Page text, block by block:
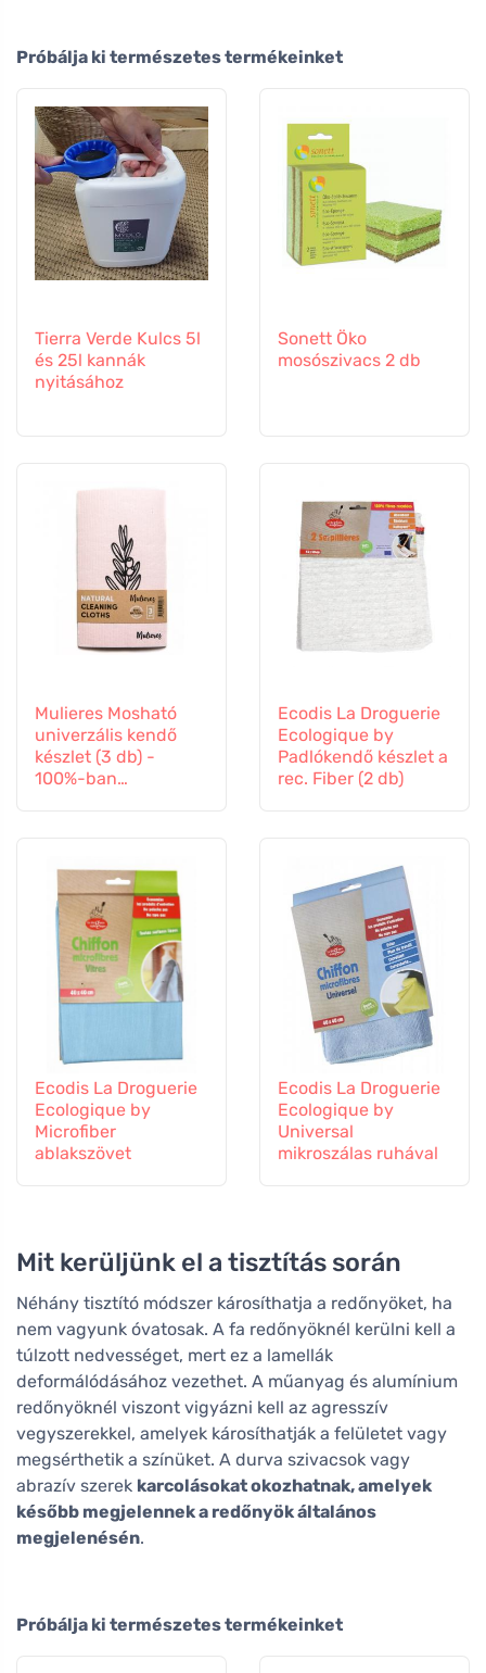
Próbálja ki természetes termékeinket
Tierra Verde Kulcs 5l
és 25l kannák
nyitásához
Sonett Öko
mosószivacs 2 db
Mulieres Mosható
univerzális kendő
készlet (3 db) -
100%-ban
Ecodis La Droguerie
Ecologique by
Padlókendő készlet a
rec. Fiber (2 db)
Ecodis La Droguerie
Ecologique by
Microfiber
ablakszövet
Ecodis La Droguerie
Ecologique by
Universal
mikroszálas ruhával
Mit kerüljünk el a tisztítás során
Néhány tisztító módszer károsíthatja a redőnyöket, ha
nem vagyunk óvatosak. A fa redőnyöknél kerülni kell a
túlzott nedvességet, mert ez a lamellák
deformálódásához vezethet. A műanyag és alumínium
redőnyöknél viszont vigyázni kell az agresszív
vegyszerekkel, amelyek károsíthatják a felületet vagy
megsérthetik a színüket. A durva szivacsok vagy
abrazív szerek karcolásokat okozhatnak, amelyek
később megjelennek a redőnyök általános
megjelenésén.
Próbálja ki természetes termékeinket